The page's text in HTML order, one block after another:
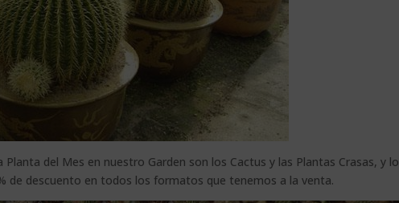
del Mes en nuestro Garden son los Cactus y las Plantas Crasas, y lo
de descuento en todos los formatos que tenemos a la venta.